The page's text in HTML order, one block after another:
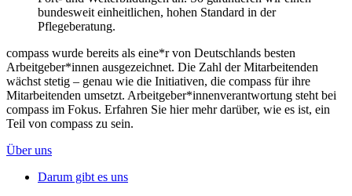
bundesweit einheitlichen, hohen Standard in der
Pflegeberatung.
compass wurde bereits als eine*r von Deutschlands besten
Arbeitgeber*innen ausgezeichnet. Die Zahl der Mitarbeitenden
wächst stetig – genau wie die Initiativen, die compass für ihre
Mitarbeitenden umsetzt. Arbeitgeber*innenverantwortung steht bei
compass im Fokus. Erfahren Sie hier mehr darüber, wie es ist, ein
Teil von compass zu sein.
Über uns
Darum gibt es uns